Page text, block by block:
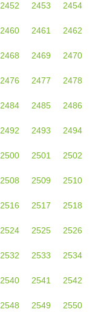
2452 2453 2454
2460 2461 2462
2468 2469 2470
2476 2477 2478
2484 2485 2486
2492 2493 2494
2500 2501 2502
2508 2509 2510
2516 2517 2518
2524 2525 2526
2532 2533 2534
2540 2541 2542
2548 2549 2550